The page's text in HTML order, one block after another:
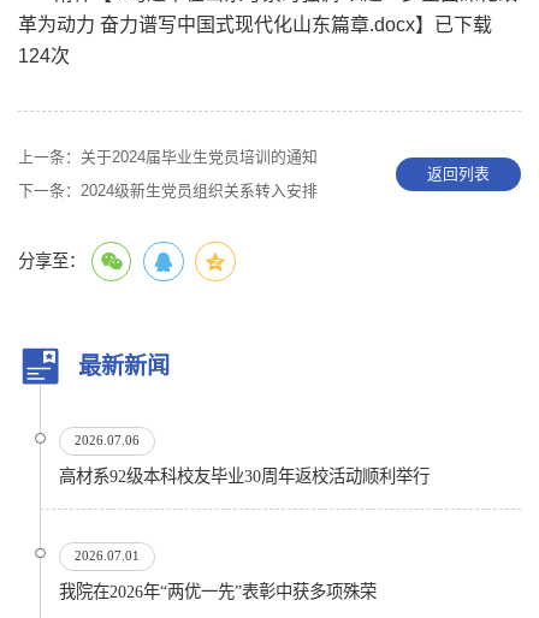
革为动力 奋力谱写中国式现代化山东篇章.docx】已下载
124次
上一条： 关于2024届毕业生党员培训的通知
下一条： 2024级新生党员组织关系转入安排
返回列表
分享至：
最新新闻
2026.07.06
高材系92级本科校友毕业30周年返校活动顺利举行
2026.07.01
我院在2026年“两优一先”表彰中获多项殊荣